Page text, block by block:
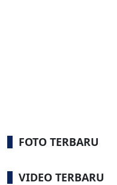
FOTO TERBARU
VIDEO TERBARU